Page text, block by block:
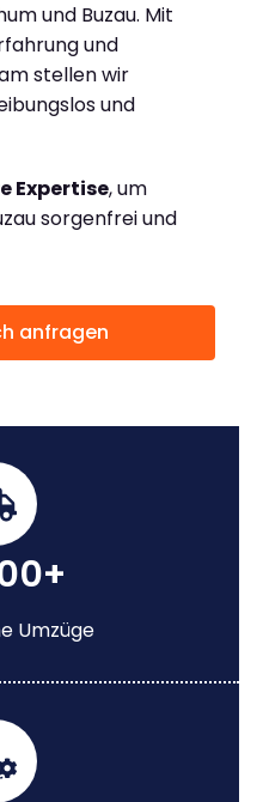
und Buzau. Mit
und
stellen wir
und
Expertise, um
sorgenfrei und
anfragen
Umzüge